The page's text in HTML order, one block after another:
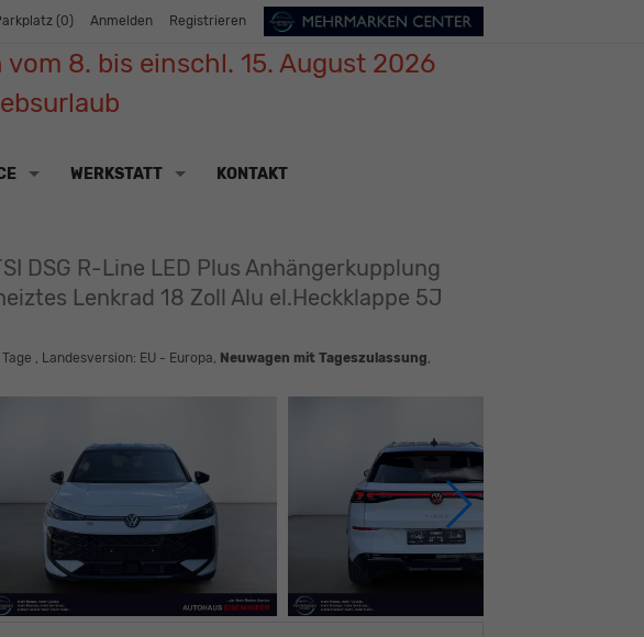
(0) Anmelden Registrieren
8. bis einschl. 15. August 2026
WERKSTATT KONTAKT
DSG R-Line LED Plus Anhängerkupplung
Lenkrad 18 Zoll Alu el.Heckklappe 5J
, Landesversion: EU - Europa, Neuwagen mit Tageszulassung,